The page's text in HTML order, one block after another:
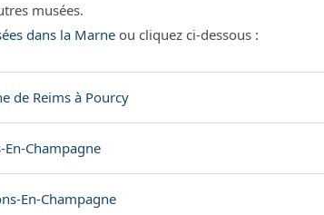
musées.
dans la Marne ou cliquez ci-dessous :
de Reims à Pourcy
Champagne
En-Champagne